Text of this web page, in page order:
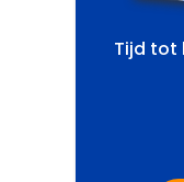
Tijd tot